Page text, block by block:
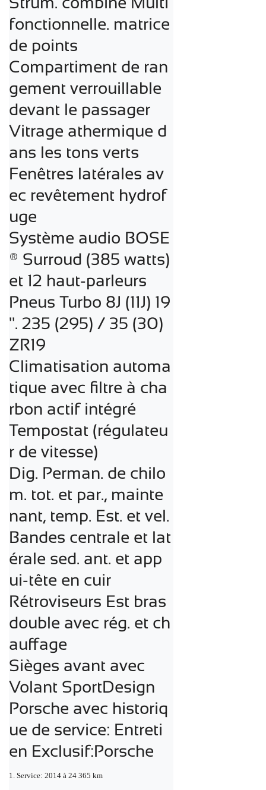
fonctionnelle. matrice
de points
Compartiment de ran
gement verrouillable
devant le passager
Vitrage athermique d
ans les tons verts
Fenêtres latérales av
ec revêtement hydrof
uge
Système audio BOSE
® Surroud (385 watts)
et 12 haut-parleurs
Pneus Turbo 8J (11J) 19
". 235 (295) / 35 (30)
ZR19
Climatisation automa
tique avec filtre à cha
rbon actif intégré
Tempostat (régulateu
r de vitesse)
Dig. Perman. de chilo
m. tot. et par., mainte
nant, temp. Est. et vel.
Bandes centrale et lat
érale sed. ant. et app
ui-tête en cuir
Rétroviseurs Est bras
double avec rég. et ch
auffage
Sièges avant avec
Volant SportDesign
Porsche avec historiq
ue de service: Entreti
en Exclusif:Porsche
1. Service: 2014 à 24 365 km